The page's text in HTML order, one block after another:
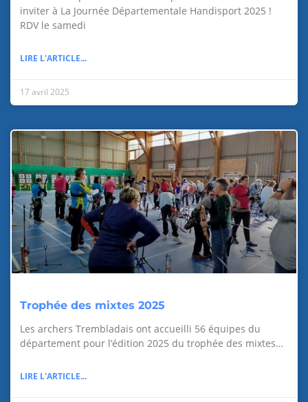
inviter à La Journée Départementale Handisport 2025 !
RDV le samedi
LIRE L'ARTICLE...
17 avril 2025
Trophée des mixtes 2025
Les archers Trembladais ont accueilli 56 équipes du
département pour l’édition 2025 du trophée des mixtes…
LIRE L'ARTICLE...